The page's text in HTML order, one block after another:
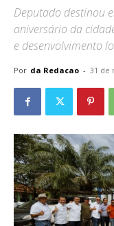
Deputado destinou
aniversário da
e desenvolvimento
Por da Redacao - 31 de